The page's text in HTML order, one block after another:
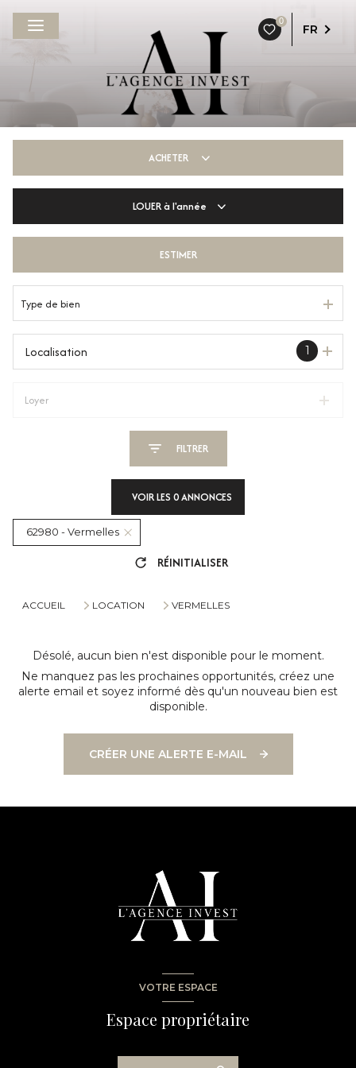
0
FR
ACHETER
De l'immo pro
LOUERà l'année
De l'immo pro
ESTIMER
Type de bien
1
Localisation
Loyer
FILTRER
VOIR LES 0ANNONCES
62980 - Vermelles
RÉINITIALISER
ACCUEIL LOCATION VERMELLES
Désolé, aucun bien n'est disponible pour le moment.
Ne manquez pas les prochaines opportunités, créez une
alerte email et soyez informé dès qu'un nouveau bien est
disponible.
CRÉER UNE ALERTE E-MAIL
VOTRE ESPACE
Espace propriétaire